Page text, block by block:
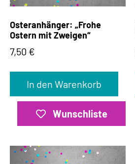
Osteranhänger: „Frohe
Ostern mit Zweigen“
7,50 €
In den Warenkorb
Wunschliste